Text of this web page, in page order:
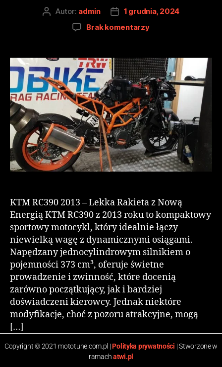
Autor: admin
1 grudnia, 2024
Brak komentarzy
KTM RC390 2013 – Lekka Rakieta z Nową
Energią KTM RC390 z 2013 roku to kompaktowy
sportowy motocykl, który idealnie łączy
niewielką wagę z dynamicznymi osiągami.
Napędzany jednocylindrowym silnikiem o
pojemności 373 cm³, oferuje świetne
prowadzenie i zwinność, które docenią
zarówno początkujący, jak i bardziej
doświadczeni kierowcy. Jednak niektóre
modyfikacje, choć z pozoru atrakcyjne, mogą
[…]
Copyright © 2021 mototune.com.pl |Polityka prywatności | Stworzone w
ramachatwi.pl